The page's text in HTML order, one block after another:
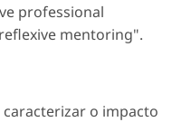
professional
mentoring".
o impacto